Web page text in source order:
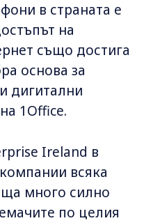
в страната е
на
също достига
основа за
дигитални
1Office.
Ireland в
всяка
много силно
по целия